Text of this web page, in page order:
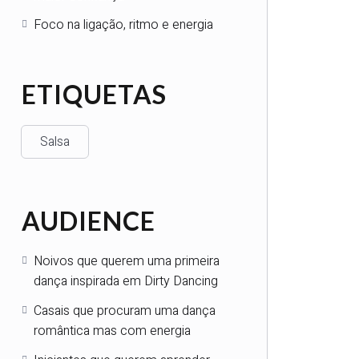
Foco na ligação, ritmo e energia
ETIQUETAS
Salsa
AUDIENCE
Noivos que querem uma primeira
dança inspirada em Dirty Dancing
Casais que procuram uma dança
romântica mas com energia